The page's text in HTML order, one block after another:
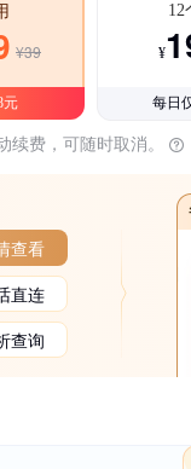
¥39
元
12
¥
每日
续费，可随时取消。
查看
直连
查询